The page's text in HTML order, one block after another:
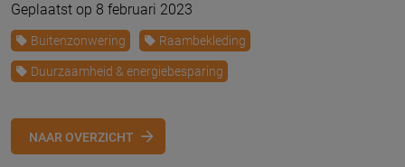
Geplaatst op 8 februari 2023
Buitenzonwering Raambekleding
Duurzaamheid & energiebesparing
NAAR OVERZICHT